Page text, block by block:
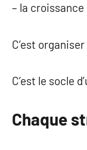
– la
C’est
C’est le socle
Chaque